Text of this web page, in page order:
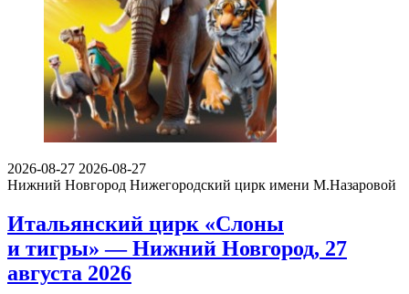
2026-08-27 2026-08-27
Нижний Новгород Нижегородский цирк имени М.Назаровой
Итальянский цирк «Слоны
и тигры» — Нижний Новгород, 27
августа 2026